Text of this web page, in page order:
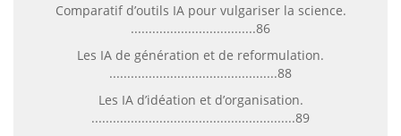
Comparatif d’outils IA pour vulgariser la science.
...................................86
Les IA de génération et de reformulation.
...............................................88
Les IA d’idéation et d’organisation.
.........................................................89